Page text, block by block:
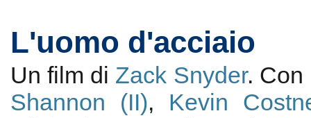
L'uomo d'acciaio
Un film di Zack Snyder. Con
Shannon (II), Kevin